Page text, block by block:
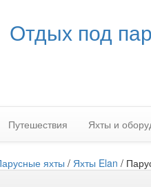
Отдых под
Путешествия Яхты и
яхты / Яхты Elan /